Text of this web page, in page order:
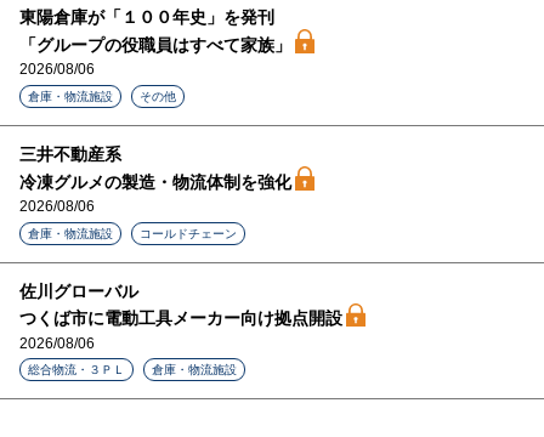
東陽倉庫が「１００年史」を発刊
「グループの役職員はすべて家族」
2026/08/06
倉庫・物流施設 その他
三井不動産系
冷凍グルメの製造・物流体制を強化
2026/08/06
倉庫・物流施設 コールドチェーン
佐川グローバル
つくば市に電動工具メーカー向け拠点開設
2026/08/06
総合物流・３ＰＬ 倉庫・物流施設